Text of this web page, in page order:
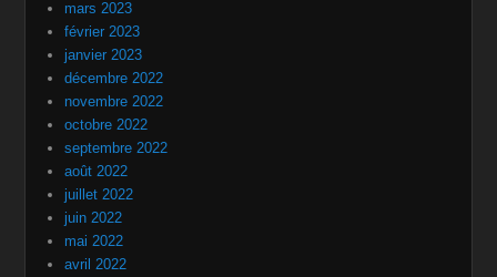
mars 2023
février 2023
janvier 2023
décembre 2022
novembre 2022
octobre 2022
septembre 2022
août 2022
juillet 2022
juin 2022
mai 2022
avril 2022